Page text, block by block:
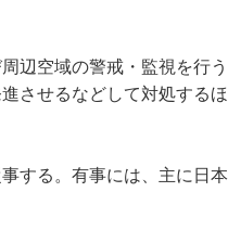
辺空域の警戒・監視を行う
させるなどして対処するほ
する。有事には、主に日本